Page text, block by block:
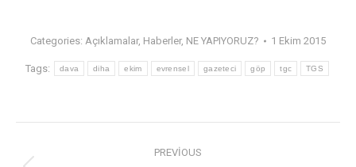
Categories: Açıklamalar, Haberler, NE YAPIYORUZ? 1 Ekim 2015
Tags: dava diha ekim evrensel gazeteci göp tgc TGS
PREVIOUS